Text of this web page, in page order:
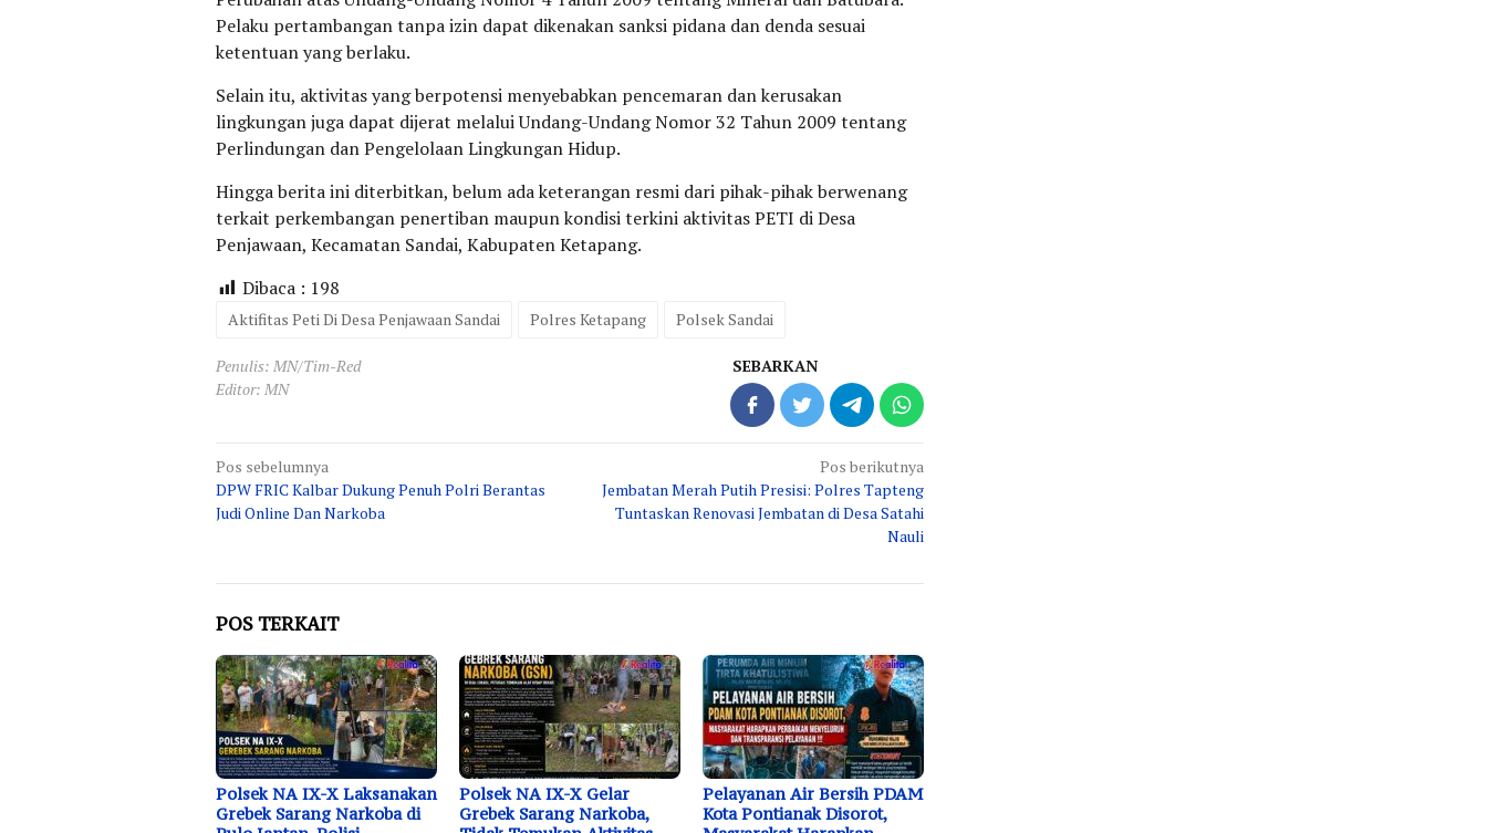
Pelaku pertambangan tanpa izin dapat dikenakan sanksi pidana dan denda sesuai
ketentuan yang berlaku.
Selain itu, aktivitas yang berpotensi menyebabkan pencemaran dan kerusakan
lingkungan juga dapat dijerat melalui Undang-Undang Nomor 32 Tahun 2009 tentang
Perlindungan dan Pengelolaan Lingkungan Hidup.
Hingga berita ini diterbitkan, belum ada keterangan resmi dari pihak-pihak berwenang
terkait perkembangan penertiban maupun kondisi terkini aktivitas PETI di Desa
Penjawaan, Kecamatan Sandai, Kabupaten Ketapang.
Dibaca : 198
Aktifitas Peti Di Desa Penjawaan Sandai Polres Ketapang Polsek Sandai
Penulis: MN/Tim-Red
Editor: MN
SEBARKAN
Navigasi
pos
Pos sebelumnya
DPW FRIC Kalbar Dukung Penuh Polri Berantas
Judi Online Dan Narkoba
Pos berikutnya
Jembatan Merah Putih Presisi: Polres Tapteng
Tuntaskan Renovasi Jembatan di Desa Satahi
Nauli
POS TERKAIT
Polsek NA IX-X Laksanakan
Grebek Sarang Narkoba di
Polsek NA IX-X Gelar
Grebek Sarang Narkoba,
Pelayanan Air Bersih PDAM
Kota Pontianak Disorot,